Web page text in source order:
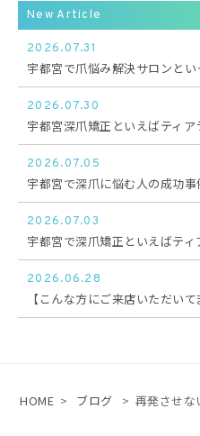
New Article
2026.07.31
宇都宮で爪悩み解決サロンと
2026.07.30
宇都宮深爪矯正といえばティア
2026.07.05
宇都宮で深爪に悩む人の成功
2026.07.03
宇都宮で深爪矯正といえばティ
2026.06.28
【こんな方にご来店いただいて
HOME > ブログ > 再発させな